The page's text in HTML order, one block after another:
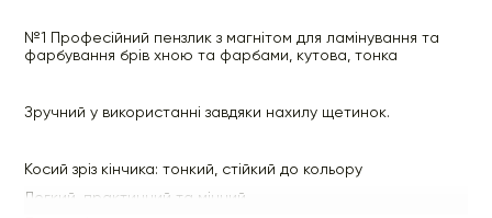
№1 Професійний пензлик з магнітом для ламінування та
фарбування брів хною та фарбами, кутова, тонка
Зручний у використанні завдяки нахилу щетинок.
Косий зріз кінчика: тонкий, стійкий до кольору
Легкий, практичний та міцний